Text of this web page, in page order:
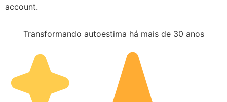
account.
Transformando autoestima há mais de 30 anos